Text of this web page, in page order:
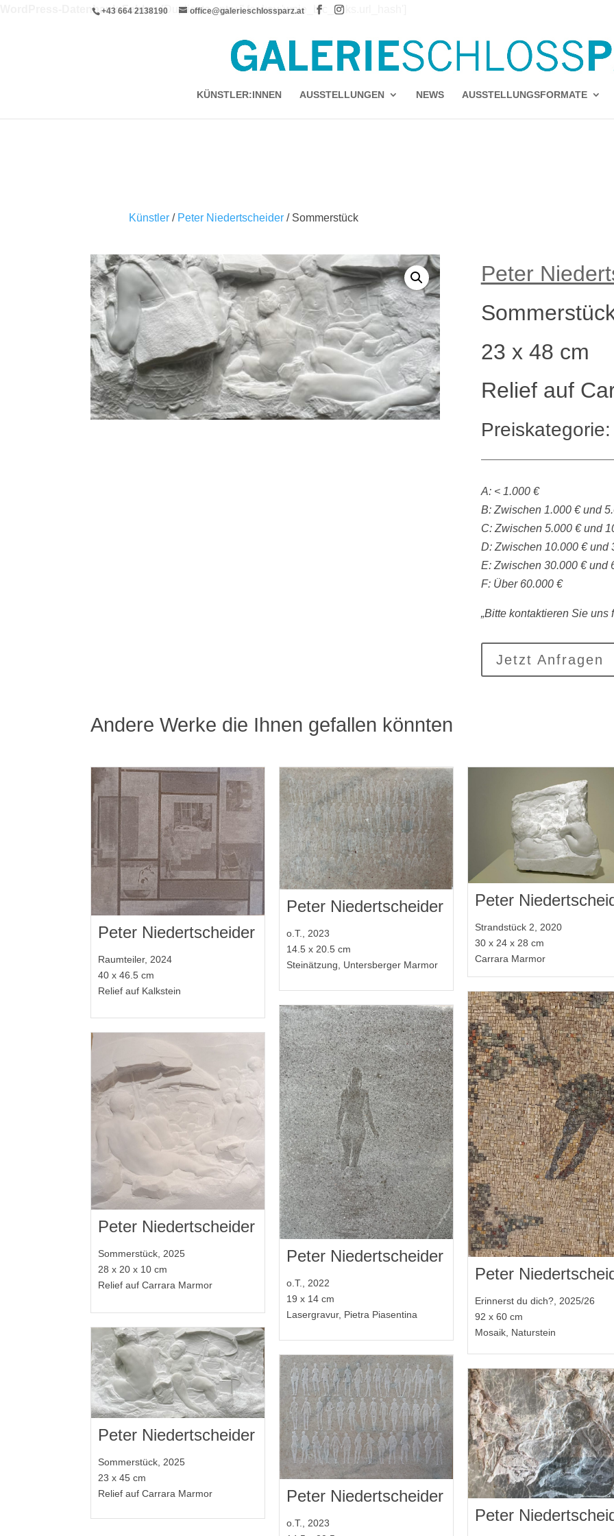
WordPress-Datenbank-Fehler:[Duplicate entry '' for key 'wpie_blc_links.url_hash']
+43 664 2138190 office@galerieschlossparz.at
KÜNSTLER:INNEN AUSSTELLUNGEN NEWS AUSSTELLUNGSFORMATE
Künstler / Peter Niedertscheider / Sommerstück
Peter
23 x 48 cm
Relief auf
A: < 1.000 €
B: Zwischen 1.000 € und
C: Zwischen 5.000 € und
D: Zwischen 10.000 € und
E: Zwischen 30.000 € und
F: Über 60.000 €
„Bitte kontaktieren Sie uns
Jetzt Anfragen
Andere Werke die Ihnen gefallen könnten
Peter Niedertscheider
Raumteiler, 2024
40 x 46.5 cm
Relief auf Kalkstein
Peter Niedertscheider
o.T., 2023
14.5 x 20.5 cm
Steinätzung, Untersberger Marmor
Peter
Strandstück 2, 2020
30 x 24 x 28 cm
Carrara Marmor
Peter
Erinnerst du dich?, 2025/26
92 x 60 cm
Mosaik, Naturstein
Peter Niedertscheider
o.T., 2022
19 x 14 cm
Lasergravur, Pietra Piasentina
Peter Niedertscheider
Sommerstück, 2025
28 x 20 x 10 cm
Relief auf Carrara Marmor
Peter Niedertscheider
Sommerstück, 2025
23 x 45 cm
Relief auf Carrara Marmor
Peter Niedertscheider
o.T., 2023
Peter